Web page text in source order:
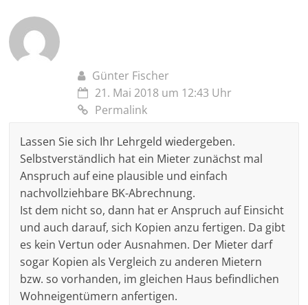
Günter Fischer
21. Mai 2018 um 12:43 Uhr
Permalink
Lassen Sie sich Ihr Lehrgeld wiedergeben.
Selbstverständlich hat ein Mieter zunächst mal
Anspruch auf eine plausible und einfach
nachvollziehbare BK-Abrechnung.
Ist dem nicht so, dann hat er Anspruch auf Einsicht
und auch darauf, sich Kopien anzu fertigen. Da gibt
es kein Vertun oder Ausnahmen. Der Mieter darf
sogar Kopien als Vergleich zu anderen Mietern
bzw. so vorhanden, im gleichen Haus befindlichen
Wohneigentümern anfertigen.